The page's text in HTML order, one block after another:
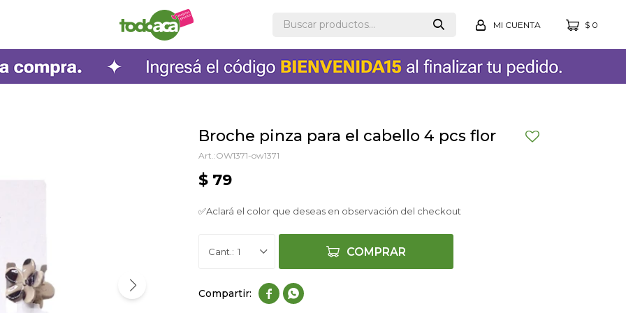
$ 0
Broche pinza para el cabello 4 pcs flor
OW1371-ow1371
$ 79
✅Aclará el color que deseas en observación del checkout
1 COMPRAR
 